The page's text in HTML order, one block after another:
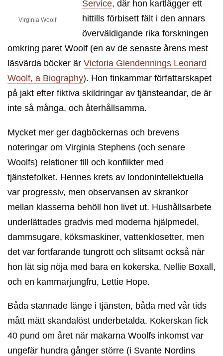
Virginia Woolf
Service, där hon kartlägger ett
hittills förbisett fält i den annars
överväldigande rika forskningen
omkring paret Woolf (en av de senaste årens mest
läsvärda böcker är Victoria Glendennings Leonard
Woolf, a Biography). Hon finkammar författarskapet
på jakt efter fiktiva skildringar av tjänsteandar, de är
inte så många, och återhållsamma.
Mycket mer ger dagböckernas och brevens
noteringar om Virginia Stephens (och senare
Woolfs) relationer till och konflikter med
tjänstefolket. Hennes krets av londonintellektuella
var progressiv, men observansen av skrankor
mellan klasserna behöll hon livet ut. Hushållsarbete
underlättades gradvis med moderna hjälpmedel,
dammsugare, köksmaskiner, vattenklosetter, men
det var fortfarande tungrott och slitsamt också när
hon lät sig nöja med bara en kokerska, Nellie Boxall,
och en kammarjungfru, Lettie Hope.
Båda stannade länge i tjänsten, båda med vår tids
mått mätt skandalöst underbetalda. Kokerskan fick
40 pund om året när makarna Woolfs inkomst var
ungefär hundra gånger större (i Svante Nordins